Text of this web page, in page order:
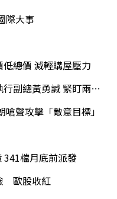
際大事
總價 減輕購屋壓力
總黃勇諴 緊盯兩訊號
聲攻擊「敵意目標」
341檔月底前派發
歐股收紅